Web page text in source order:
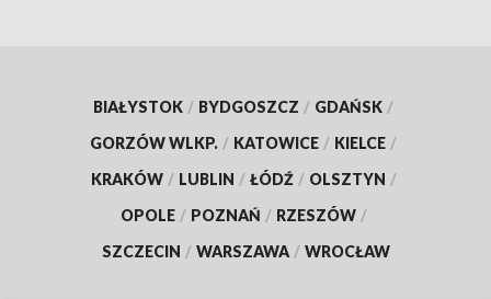
BIAŁYSTOK / BYDGOSZCZ / GDAŃSK /
GORZÓW WLKP. / KATOWICE / KIELCE /
KRAKÓW / LUBLIN / ŁÓDŹ / OLSZTYN /
OPOLE / POZNAŃ / RZESZÓW /
SZCZECIN / WARSZAWA / WROCŁAW